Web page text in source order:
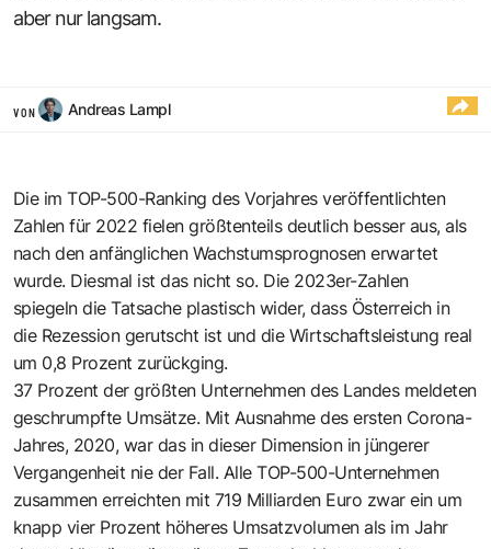
aber nur langsam.
VON Andreas Lampl
Die imTOP-500-Ranking des Vorjahres veröffentlichten
Zahlen für 2022 fielen größtenteils deutlich besser aus, als
nach den anfänglichen Wachstumsprognosen erwartet
wurde. Diesmal ist das nicht so. Die 2023er-Zahlen
spiegeln die Tatsache plastisch wider, dass Österreich in
die Rezession gerutscht ist und die Wirtschaftsleistung real
um 0,8 Prozent zurückging.
37 Prozent der größten Unternehmen des Landes meldeten
geschrumpfte Umsätze. Mit Ausnahme des ersten Corona-
Jahres, 2020, war das in dieser Dimension in jüngerer
Vergangenheit nie der Fall. Alle TOP-500-Unternehmen
zusammen erreichten mit 719 Milliarden Euro zwar ein um
knapp vier Prozent höheres Umsatzvolumen als im Jahr